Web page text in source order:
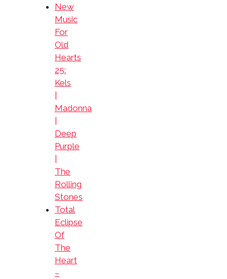
New
Music
For
Old
Hearts
25:
Kels
Madonna
Deep
Purple
The
Rolling
Stones
Total
Eclipse
Of
The
Heart
–